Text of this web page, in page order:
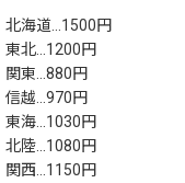
北海道…1500円
東北…1200円
関東…880円
信越…970円
東海…1030円
北陸…1080円
関西…1150円